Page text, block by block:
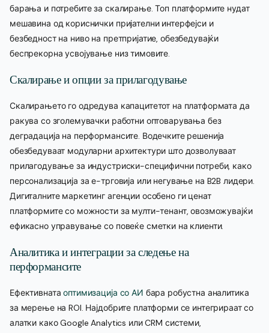
барања и потребите за скалирање. Топ платформите нудат
мешавина од кориснички пријателни интерфејси и
безбедност на ниво на претпријатие, обезбедувајќи
беспрекорна усвојување низ тимовите.
Скалирање и опции за прилагодување
Скалирањето го одредува капацитетот на платформата да
ракува со зголемувачки работни оптоварувања без
деградација на перформансите. Водечките решенија
обезбедуваат модуларни архитектури што дозволуваат
прилагодување за индустриски-специфични потреби, како
персонализација за е-трговија или негување на B2B лидери.
Дигиталните маркетинг агенции особено ги ценат
платформите со можности за мулти-тенант, овозможувајќи
ефикасно управување со повеќе сметки на клиенти.
Аналитика и интеграции за следење на
перформансите
Ефективнатаоптимизација со АИ бара робустна аналитика
за мерење на ROI. Најдобрите платформи се интегрираат со
алатки како Google Analytics или CRM системи,